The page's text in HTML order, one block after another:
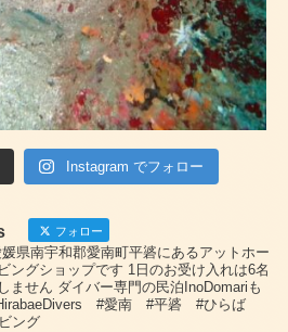
Instagram でフォロー
フォロー
県南宇和郡愛南町平碆にあるアットホー
ングショップです 1日のお受け入れは6名
ません ダイバー専門の民泊InoDomariも
#愛南 #平碆 #ひらば
ング